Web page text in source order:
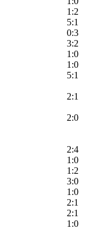
1:2
5:1
0:3
3:2
1:0
1:0
5:1
2:1
2:0
2:4
1:0
1:2
3:0
1:0
2:1
2:1
1:0